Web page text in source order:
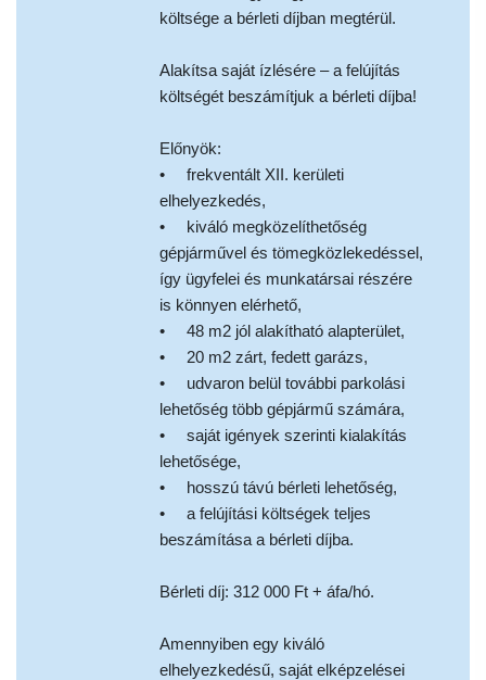
költsége a bérleti díjban megtérül.
Alakítsa saját ízlésére – a felújítás
költségét beszámítjuk a bérleti díjba!
Előnyök:
• frekventált XII. kerületi
elhelyezkedés,
• kiváló megközelíthetőség
gépjárművel és tömegközlekedéssel,
így ügyfelei és munkatársai részére
is könnyen elérhető,
• 48 m2 jól alakítható alapterület,
• 20 m2 zárt, fedett garázs,
• udvaron belül további parkolási
lehetőség több gépjármű számára,
• saját igények szerinti kialakítás
lehetősége,
• hosszú távú bérleti lehetőség,
• a felújítási költségek teljes
beszámítása a bérleti díjba.
Bérleti díj: 312 000 Ft + áfa/hó.
Amennyiben egy kiváló
elhelyezkedésű, saját elképzelései